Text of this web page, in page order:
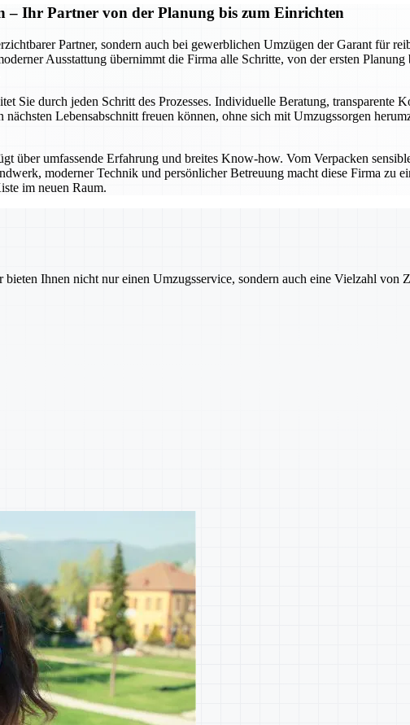
– Ihr Partner von der Planung bis zum Einrichten
Partner, sondern auch bei gewerblichen Umzügen der Garant für
Ausstattung übernimmt die Firma alle Schritte, von der ersten
Sie durch jeden Schritt des Prozesses. Individuelle Beratung, transparente
nächsten Lebensabschnitt freuen können, ohne sich mit Umzugssorgen
über umfassende Erfahrung und breites Know-how. Vom Verpacken
moderner Technik und persönlicher Betreuung macht diese Firma zu
im neuen Raum.
Ihnen nicht nur einen Umzugsservice, sondern auch eine Vielzahl von